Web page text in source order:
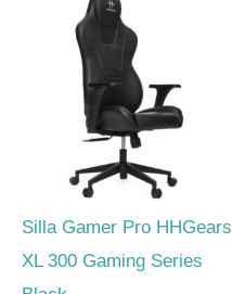
Silla Gamer Pro HHGears
XL 300 Gaming Series